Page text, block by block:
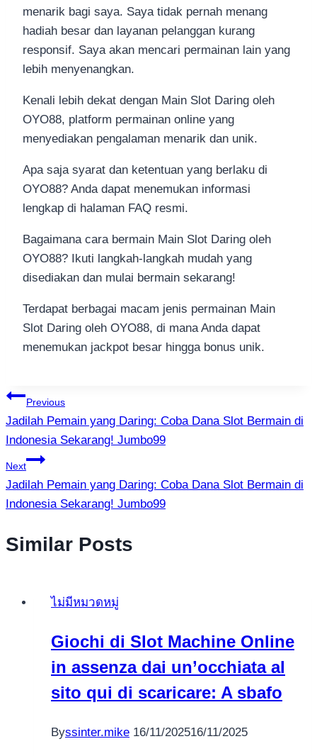
menarik bagi saya. Saya tidak pernah menang
hadiah besar dan layanan pelanggan kurang
responsif. Saya akan mencari permainan lain yang
lebih menyenangkan.
Kenali lebih dekat dengan Main Slot Daring oleh
OYO88, platform permainan online yang
menyediakan pengalaman menarik dan unik.
Apa saja syarat dan ketentuan yang berlaku di
OYO88? Anda dapat menemukan informasi
lengkap di halaman FAQ resmi.
Bagaimana cara bermain Main Slot Daring oleh
OYO88? Ikuti langkah-langkah mudah yang
disediakan dan mulai bermain sekarang!
Terdapat berbagai macam jenis permainan Main
Slot Daring oleh OYO88, di mana Anda dapat
menemukan jackpot besar hingga bonus unik.
แนะแนว
เรื่อง
Previous
Jadilah Pemain yang Daring: Coba Dana Slot Bermain di
Indonesia Sekarang! Jumbo99
Next
Jadilah Pemain yang Daring: Coba Dana Slot Bermain di
Indonesia Sekarang! Jumbo99
Similar Posts
ไม่มีหมวดหมู่
Giochi di Slot Machine Online
in assenza dai un’occhiata al
sito qui di scaricare: A sbafo
Byssinter.mike 16/11/202516/11/2025